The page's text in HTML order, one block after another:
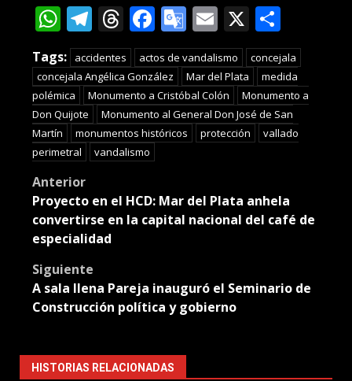
WhatsApp
Telegram
Threads
Facebook
Google
Translate
Email
X
Tags: accidentes actos de vandalismo
concejala
concejala Angélica González
Mar del Plata
medida
polémica
Monumento a Cristóbal Colón
Monumento a
Don Quijote
Monumento al General Don José de San
Martín
monumentos históricos protección
vallado
perimetral
vandalismo
Post
navigation
Anterior
Proyecto en el HCD: Mar del Plata anhela
convertirse en la capital nacional del café de
especialidad
Siguiente
A sala llena Pareja inauguró el Seminario de
Construcción política y gobierno
HISTORIAS RELACIONADAS